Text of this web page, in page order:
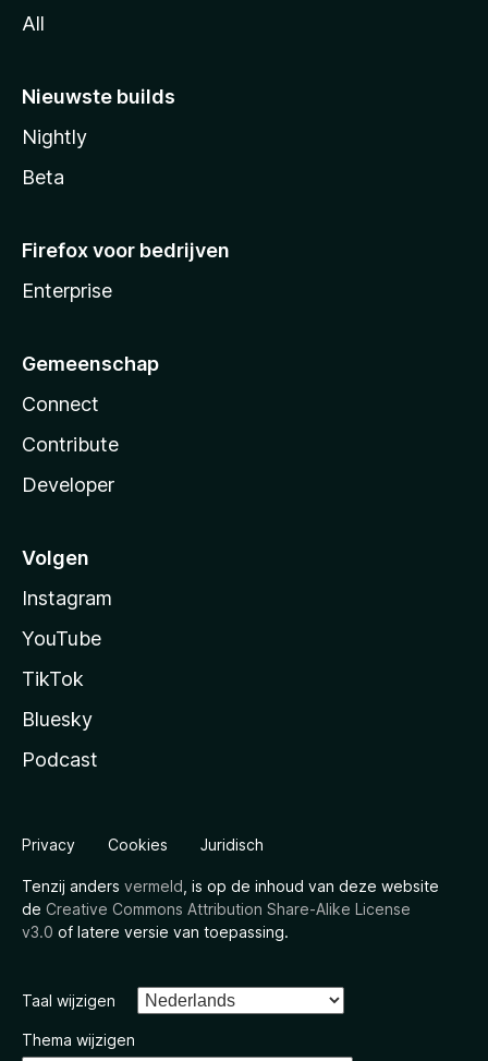
All
Nieuwste builds
Nightly
Beta
Firefox voor bedrijven
Enterprise
Gemeenschap
Connect
Contribute
Developer
Volgen
Instagram
YouTube
TikTok
Bluesky
Podcast
Privacy Cookies Juridisch
Tenzij anders vermeld , is op de inhoud van deze website
de Creative Commons Attribution Share-Alike License
v3.0 of latere versie van toepassing.
Taal wijzigen
Thema wijzigen